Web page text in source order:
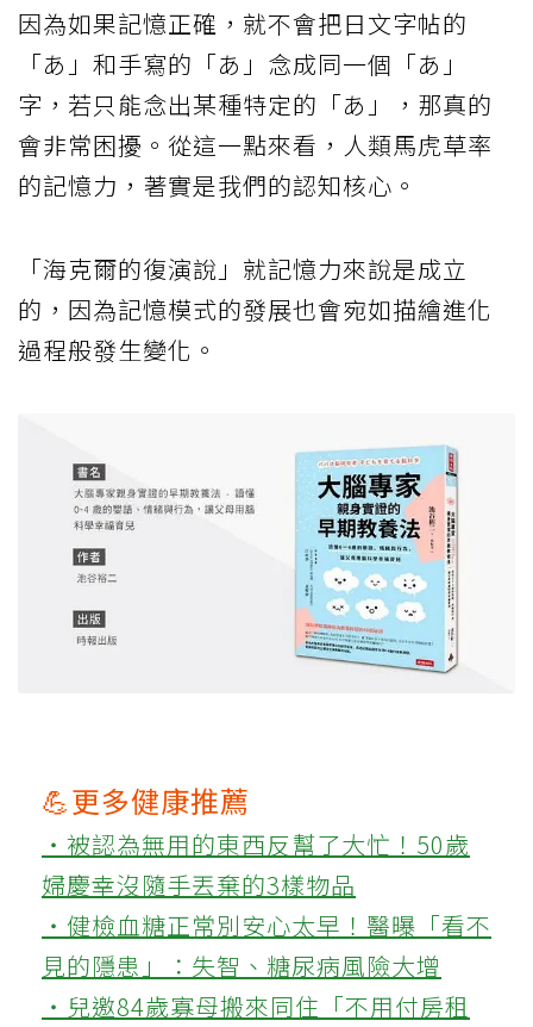
因為如果記憶正確，就不會把日文字帖的
「あ」和手寫的「あ」念成同一個「あ」
字，若只能念出某種特定的「あ」，那真的
會非常困擾。從這一點來看，人類馬虎草率
的記憶力，著實是我們的認知核心。
「海克爾的復演說」就記憶力來說是成立
的，因為記憶模式的發展也會宛如描繪進化
過程般發生變化。
💪更多健康推薦
‧被認為無用的東西反幫了大忙！50歲
婦慶幸沒隨手丟棄的3樣物品
‧健檢血糖正常別安心太早！醫曝「看不
見的隱患」：失智、糖尿病風險大增
‧兒邀84歲寡母搬來同住「不用付房租